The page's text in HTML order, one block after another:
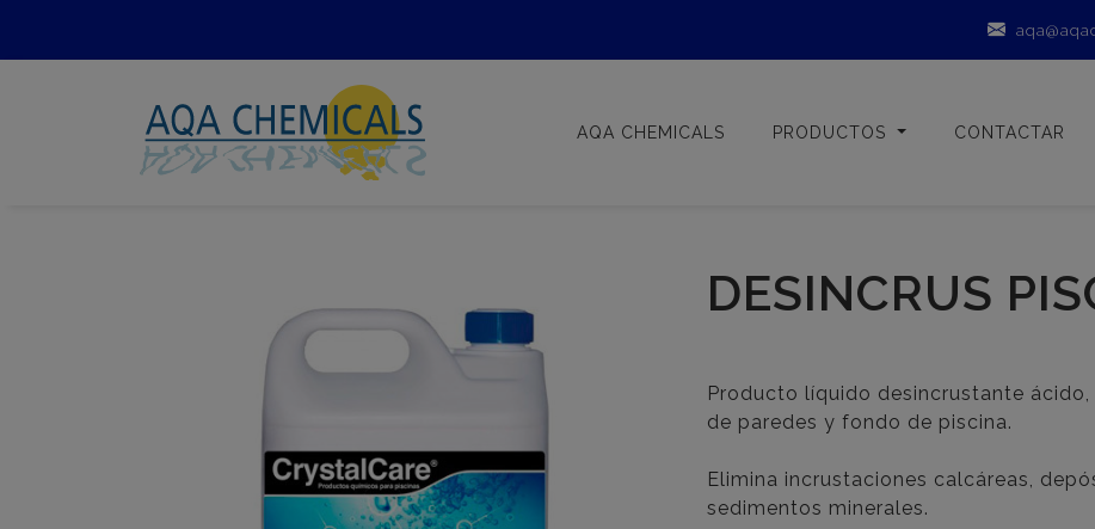
AQA CHEMICALS PRODUCTOS CONTACTAR
DESINCRUS
Producto líquido desincrustante
de paredes y fondo de piscina.
Elimina incrustaciones calcáreas,
sedimentos minerales.